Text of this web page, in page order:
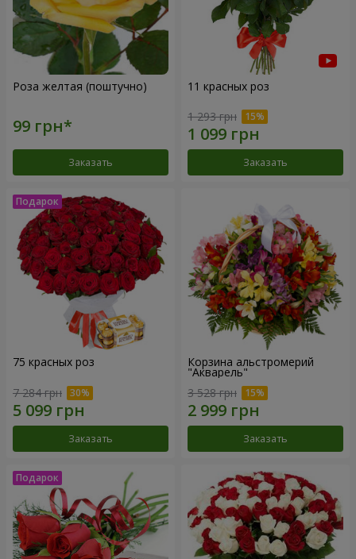
Роза желтая (поштучно)
Заказать
11 красных роз
1 293 грн
Заказать
75 красных роз
7 284 грн
Заказать
Корзина альстромерий
"Акварель"
3 528 грн
Заказать